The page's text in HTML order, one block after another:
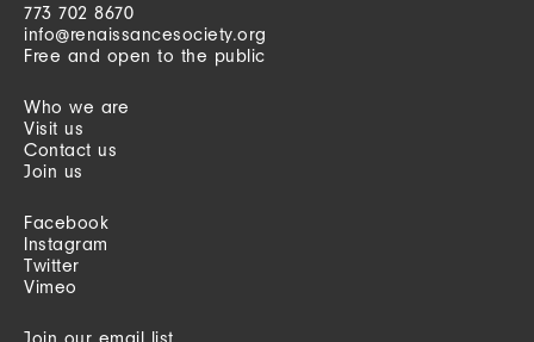
773 702 8670
info@renaissancesociety.org
Free and open to the public
Who we are
Visit us
Contact us
Join us
Facebook
Instagram
Twitter
Vimeo